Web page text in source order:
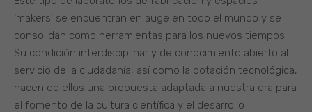
‘makers’ se encuentran en auge en todo el mundo y se
consolidan como herramientas para los nuevos tiempos.
Su condición interdisciplinar y de conocimiento abierto al
servicio de la ciudadanía, así como la dotación tecnológica,
hacen de ellos una propuesta adaptada a nuestra era para
el fomento de la cultura científica y el desarrollo